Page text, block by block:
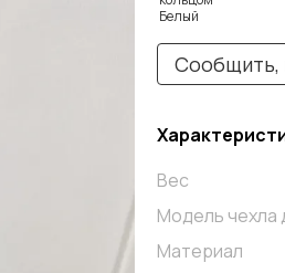
Сообщить,
Вес
Модель чехла
Материал